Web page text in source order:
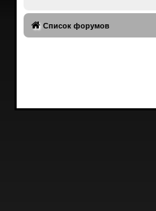
Список форумов